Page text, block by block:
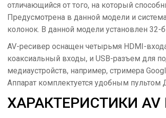
отличающийся от того, на который
Предусмотрена в данной модели и
колонок. В данной модели установлен
AV-ресивер оснащен четырьмя HDMI-
коаксиальный входы, и USB-разъем для
медиауcтройств, например, стримера
Аппарат комплектуется удобным
ХАРАКТЕРИСТИКИ AV